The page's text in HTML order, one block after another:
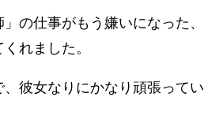
の仕事がもう嫌いになった、
れました。
、彼女なりにかなり頑張ってい